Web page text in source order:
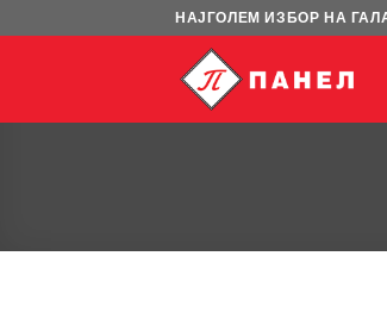
НАЈГОЛЕМ ИЗБОР НА